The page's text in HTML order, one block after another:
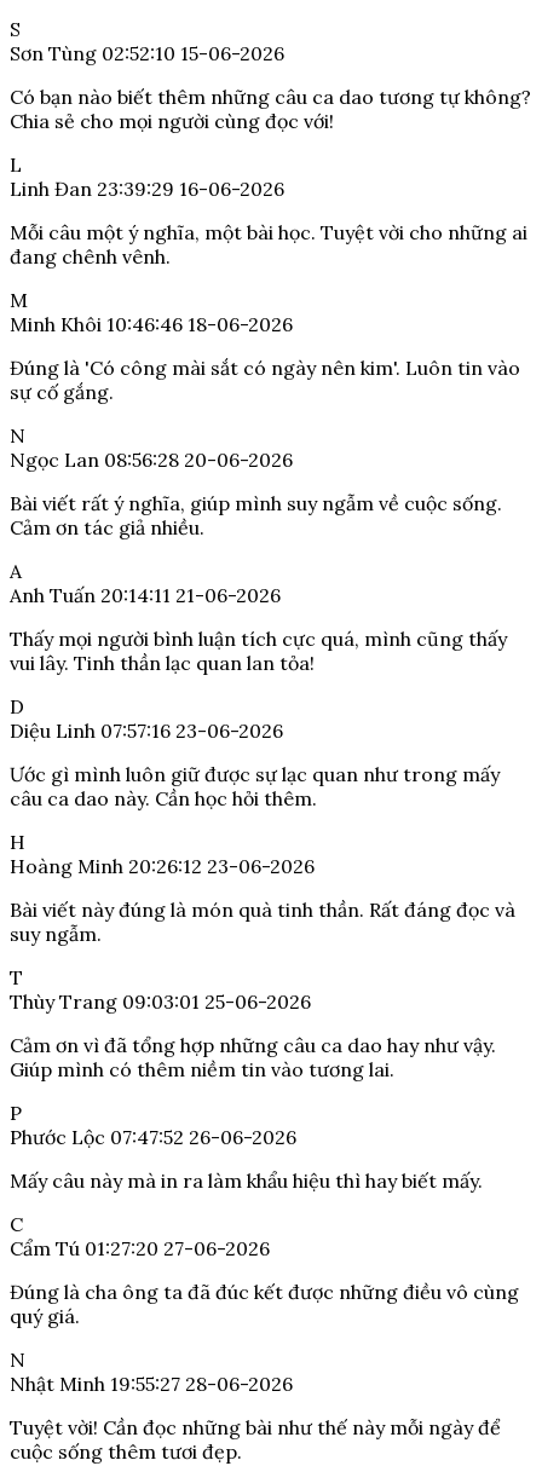
S
Sơn Tùng 02:52:10 15-06-2026
Có bạn nào biết thêm những câu ca dao tương tự không?
Chia sẻ cho mọi người cùng đọc với!
L
Linh Đan 23:39:29 16-06-2026
Mỗi câu một ý nghĩa, một bài học. Tuyệt vời cho những ai
đang chênh vênh.
M
Minh Khôi 10:46:46 18-06-2026
Đúng là 'Có công mài sắt có ngày nên kim'. Luôn tin vào
sự cố gắng.
N
Ngọc Lan 08:56:28 20-06-2026
Bài viết rất ý nghĩa, giúp mình suy ngẫm về cuộc sống.
Cảm ơn tác giả nhiều.
A
Anh Tuấn 20:14:11 21-06-2026
Thấy mọi người bình luận tích cực quá, mình cũng thấy
vui lây. Tinh thần lạc quan lan tỏa!
D
Diệu Linh 07:57:16 23-06-2026
Ước gì mình luôn giữ được sự lạc quan như trong mấy
câu ca dao này. Cần học hỏi thêm.
H
Hoàng Minh 20:26:12 23-06-2026
Bài viết này đúng là món quà tinh thần. Rất đáng đọc và
suy ngẫm.
T
Thùy Trang 09:03:01 25-06-2026
Cảm ơn vì đã tổng hợp những câu ca dao hay như vậy.
Giúp mình có thêm niềm tin vào tương lai.
P
Phước Lộc 07:47:52 26-06-2026
Mấy câu này mà in ra làm khẩu hiệu thì hay biết mấy.
C
Cẩm Tú 01:27:20 27-06-2026
Đúng là cha ông ta đã đúc kết được những điều vô cùng
quý giá.
N
Nhật Minh 19:55:27 28-06-2026
Tuyệt vời! Cần đọc những bài như thế này mỗi ngày để
cuộc sống thêm tươi đẹp.